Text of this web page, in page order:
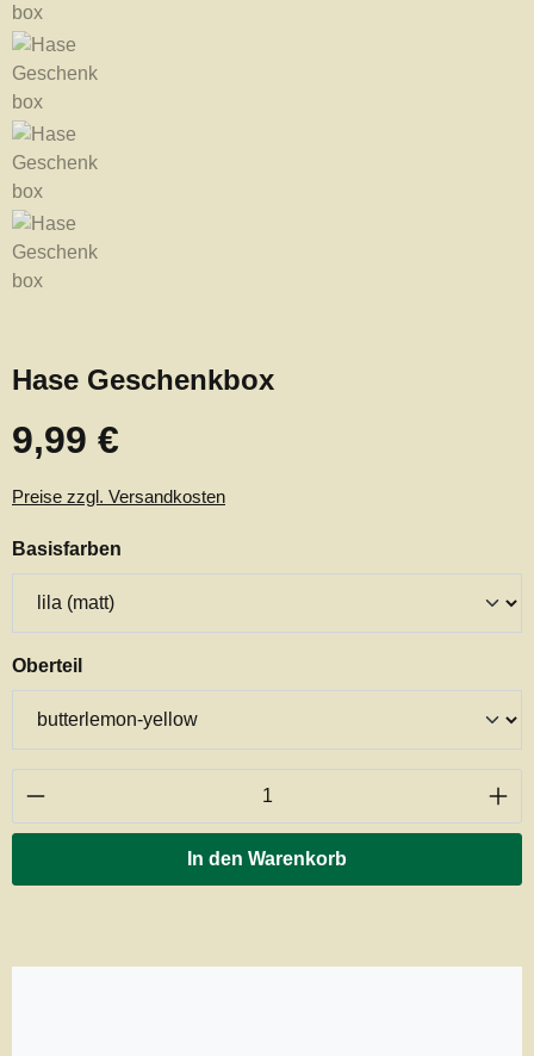
Hase Geschenkbox
Regulärer Preis:
9,99 €
Preise zzgl. Versandkosten
Basisfarben
Oberteilauswählen
Produkt Anzahl: Gib den gewünschten
In den Warenkorb